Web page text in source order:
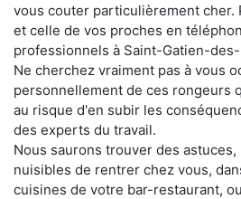
vous couter particulièrement cher.
et celle de vos proches en
professionnels à Saint-Gatien-
Ne cherchez vraiment pas à vous
personnellement de ces rongeurs
au risque d'en subir les
des experts du travail.
Nous saurons trouver des
nuisibles de rentrer chez vous,
cuisines de votre bar-restaurant,